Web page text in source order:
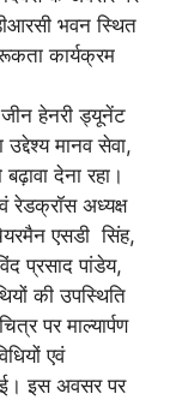
भवन स्थित
कार्यक्रम
हेनरी ड्यूनेंट
मानव सेवा,
देना रहा।
अध्यक्ष
एसडी सिंह,
प्रसाद पांडेय,
की उपस्थिति
पर माल्यार्पण
एवं
इस अवसर पर